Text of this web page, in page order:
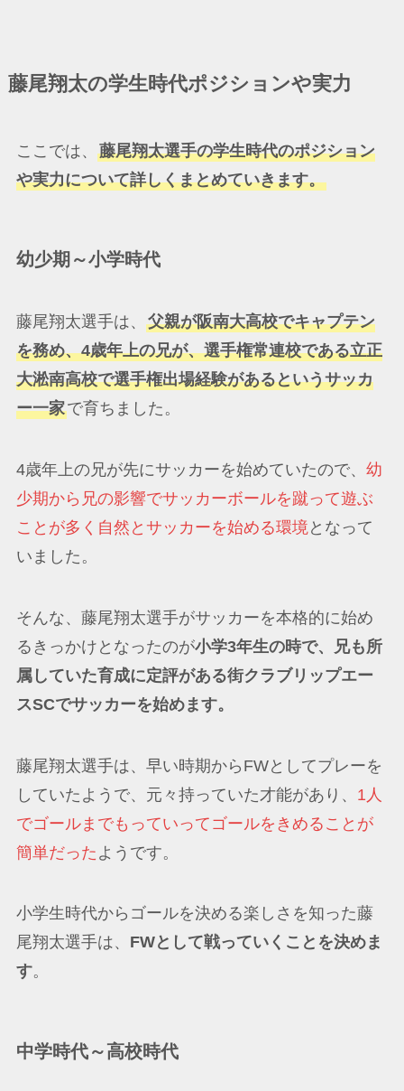
藤尾翔太の学生時代ポジションや実力
ここでは、 藤尾翔太選手の学生時代のポジション
や実力について詳しくまとめていきます。
幼少期～小学時代
藤尾翔太選手は、 父親が阪南大高校でキャプテン
を務め、4歳年上の兄が、選手権常連校である立正
大淞南高校で選手権出場経験があるというサッカ
ー一家で育ちました。
4歳年上の兄が先にサッカーを始めていたので、 幼
少期から兄の影響でサッカーボールを蹴って遊ぶ
ことが多く自然とサッカーを始める環境となって
いました。
そんな、藤尾翔太選手がサッカーを本格的に始め
るきっかけとなったのが小学3年生の時で、兄も所
属していた育成に定評がある街クラブリップエー
スSCでサッカーを始めます。
藤尾翔太選手は、早い時期からFWとしてプレーを
していたようで、元々持っていた才能があり、 1人
でゴールまでもっていってゴールをきめることが
簡単だった ようです。
小学生時代からゴールを決める楽しさを知った藤
尾翔太選手は、 FWとして戦っていくことを決めま
す。
中学時代～高校時代